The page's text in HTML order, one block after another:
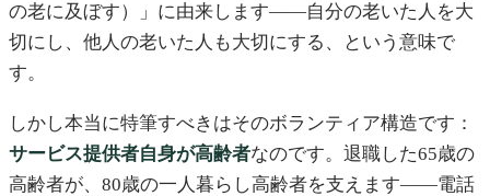
の老に及ぼす）」に由来します——自分の老いた人を大
切にし、他人の老いた人も大切にする、という意味で
す。
しかし本当に特筆すべきはそのボランティア構造です：
サービス提供者自身が高齢者なのです。退職した65歳の
高齢者が、80歳の一人暮らし高齢者を支えます——電話